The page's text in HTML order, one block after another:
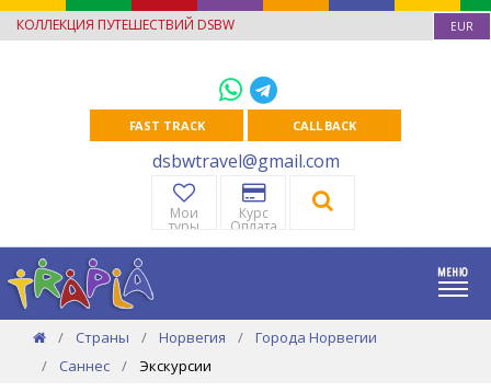
КОЛЛЕКЦИЯ ПУТЕШЕСТВИЙ DSBW EUR
FAST TRACK CALL BACK
dsbwtravel@gmail.com
Мои
туры
Курс
Оплата
Страны Норвегия
Города Норвегии
Саннес
Экскурсии